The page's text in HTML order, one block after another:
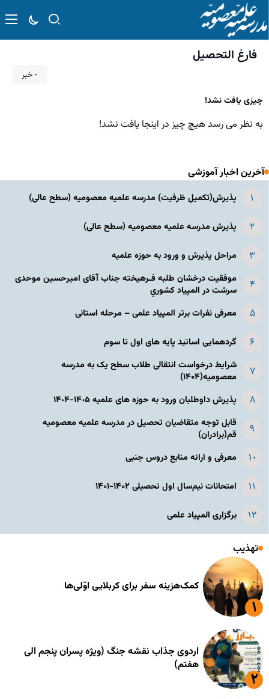
فارغ التحصیل
۰ خبر
چیزی یافت نشد!
به نظر می رسد هیچ چیز در اینجا یافت نشد!
آخرین اخبار آموزشی
پذیرش(تکمیل ظرفیت) مدرسه علمیه معصومیه‌ (سطح عالی)
پذیرش مدرسه علمیه معصومیه‌ (سطح عالی)
مراحل پذیرش و ورود به حوزه علمیه
موفقیت درخشان طلبه فـرهیخته جناب آقای امیرحسین موحدی
سرشت در المپياد كشوري
معرفی نفرات برتر المپیاد علمی – مرحله استانی
گردهمایی اساتید پایه های اول تا سوم
شرایط درخواست انتقالی طلاب سطح یک به مدرسه
معصومیه(۱۴۰۴)
پذیرش داوطلبان ورود به حوزه های علمیه ١۴٠۵-١۴٠۴
قابل توجه متقاضیان تحصیل در مدرسه علمیه معصومیه
قم(برادران)
معرفی و ارائه منابع دروس جنبی
امتحانات نیم‌سال اول تحصیلی ۱۴۰۲-۱۴۰۱
برگزاری المپیاد علمی
تهذیب
کمک‌هزینه سفر برای کربلایی اوّلی‌ها
اردوی جذاب نقشه جنگ (ویژه پسران پنجم الی
هفتم)